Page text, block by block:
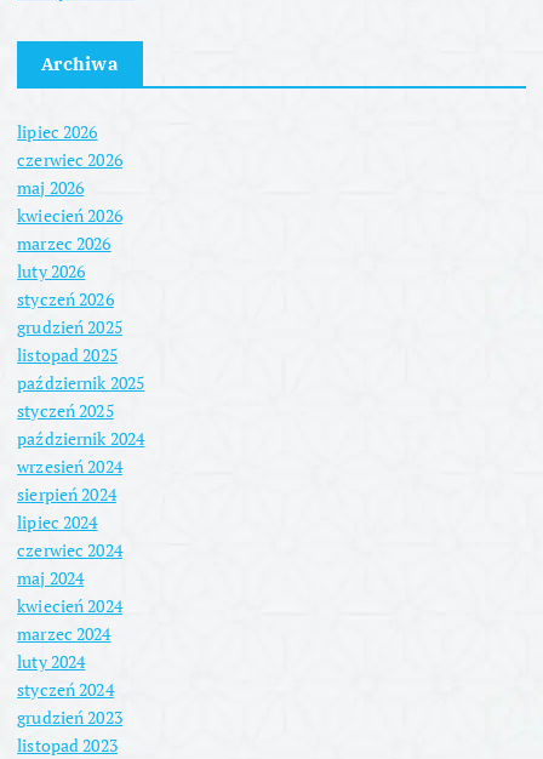
Archiwa
lipiec 2026
czerwiec 2026
maj 2026
kwiecień 2026
marzec 2026
luty 2026
styczeń 2026
grudzień 2025
listopad 2025
październik 2025
styczeń 2025
październik 2024
wrzesień 2024
sierpień 2024
lipiec 2024
czerwiec 2024
maj 2024
kwiecień 2024
marzec 2024
luty 2024
styczeń 2024
grudzień 2023
listopad 2023